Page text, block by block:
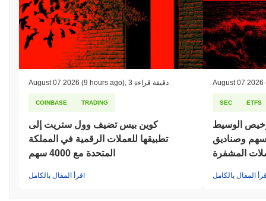
August 07 2026 (9 hours ago), 3 دقيقة قراءة
COINBASE TRADING
كوين بيس تضيف وول ستريت إلى
تطبيقها للعملات الرقمية في المملكة
المتحدة مع 4000 سهم
اقرأ المقال بالكامل
August 07 2026
SEC ETFS
الوسيط
وصناديق
المشفرة
المقال بالكامل